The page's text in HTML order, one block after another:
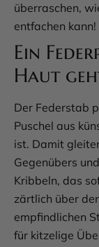
überraschen,
entfachen kann!
Ein
Haut
Der Federstab
Puschel aus
ist. Damit
Gegenübers
Kribbeln, das
zärtlich über
empfindlichen
für kitzelige